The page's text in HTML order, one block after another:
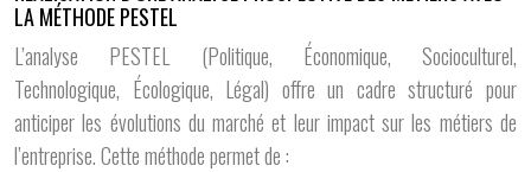
LA MÉTHODE PESTEL
L’analyse PESTEL (Politique, Économique, Socioculturel,
Technologique, Écologique, Légal) offre un cadre structuré pour
anticiper les évolutions du marché et leur impact sur les métiers de
l’entreprise. Cette méthode permet de :